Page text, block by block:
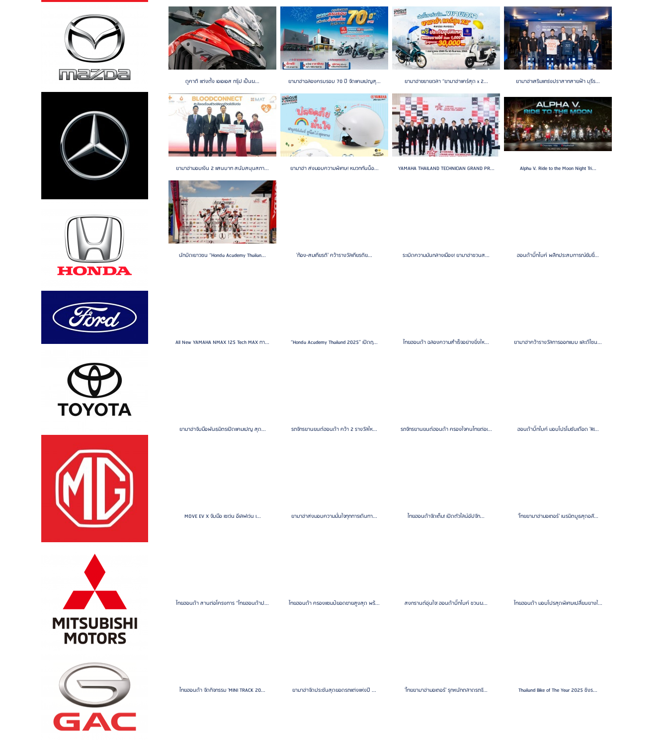
ดูคาติ แต่งตั้ง เอเอเอส กรุ๊ป เป็นผ... ยามาฮ่าฉลองครบรอบ 70 ปี จัดแคมเปญสุ... ยามาฮ่าขยายเวลา “ยามาฮ่าแคร์สุด x 2... ยามาฮ่าเสริมแกร่งปราสาทสายฟ้า บุรีร...
ยามาฮ่ามอบเงิน 2 แสนบาท สนับสนุนสภา... ยามาฮ่า ส่งมอบความพิเศษ! หมวกกันน็อ... YAMAHA THAILAND TECHNICIAN GRAND PR... Alpha V. Ride to the Moon Night Tri...
นักบิดเยาวชน “Honda Academy Thailan... 'ก้อง-สมเกียรติ' คว้ารางวัลเกียรติย... ระเบิดความมันกลางเมือง! ยามาฮ่าชวนส... ฮอนด้าบิ๊กไบค์ พลิกประสบการณ์ขับขี่...
All New YAMAHA NMAX 125 Tech MAX กา... “Honda Academy Thailand 2025” เปิดฤ... ไทยฮอนด้า ฉลองความสำเร็จอย่างยิ่งให... ยามาฮ่าคว้ารางวัลการออกแบบ และดีไซน...
ยามาฮ่าจับมือพันธมิตรเปิดแคมเปญ สุด... รถจักรยานยนต์ฮอนด้า คว้า 2 รางวัลให... รถจักรยานยนต์ฮอนด้า ครองใจคนไทยต่อเ... ฮอนด้าบิ๊กไบค์ มอบโปรโมชันเดือด 'RI...
MOVE EV X จับมือ เซเว่น อีเลฟเว่น เ... ยามาฮ่าส่งมอบความมั่นใจทุกการเดินทา... ไทยฮอนด้าจัดเต็ม! เปิดตัวไลน์อัปจัก... 'ไทยยามาฮ่ามอเตอร์' เนรมิตบูธสุดอลั...
ไทยฮอนด้า สานต่อโครงการ “ไทยฮอนด้าป... ไทยฮอนด้า ครองแชมป์ยอดขายสูงสุด พร้... สงกรานต์อุ่นใจ! ฮอนด้าบิ๊กไบค์ ชวนผ... ไทยฮอนด้า มอบโปรสุดพิเศษเปลี่ยนยางใ...
ไทยฮอนด้า จัดกิจกรรม ‘MINI TRACK 20... ยามาฮ่าจัดประชันสุดยอดรถแต่งแห่งปี ... 'ไทยยามาฮ่ามอเตอร์' รุกหนักตลาดรถจั... Thailand Bike of The Year 2025 ชิงร...